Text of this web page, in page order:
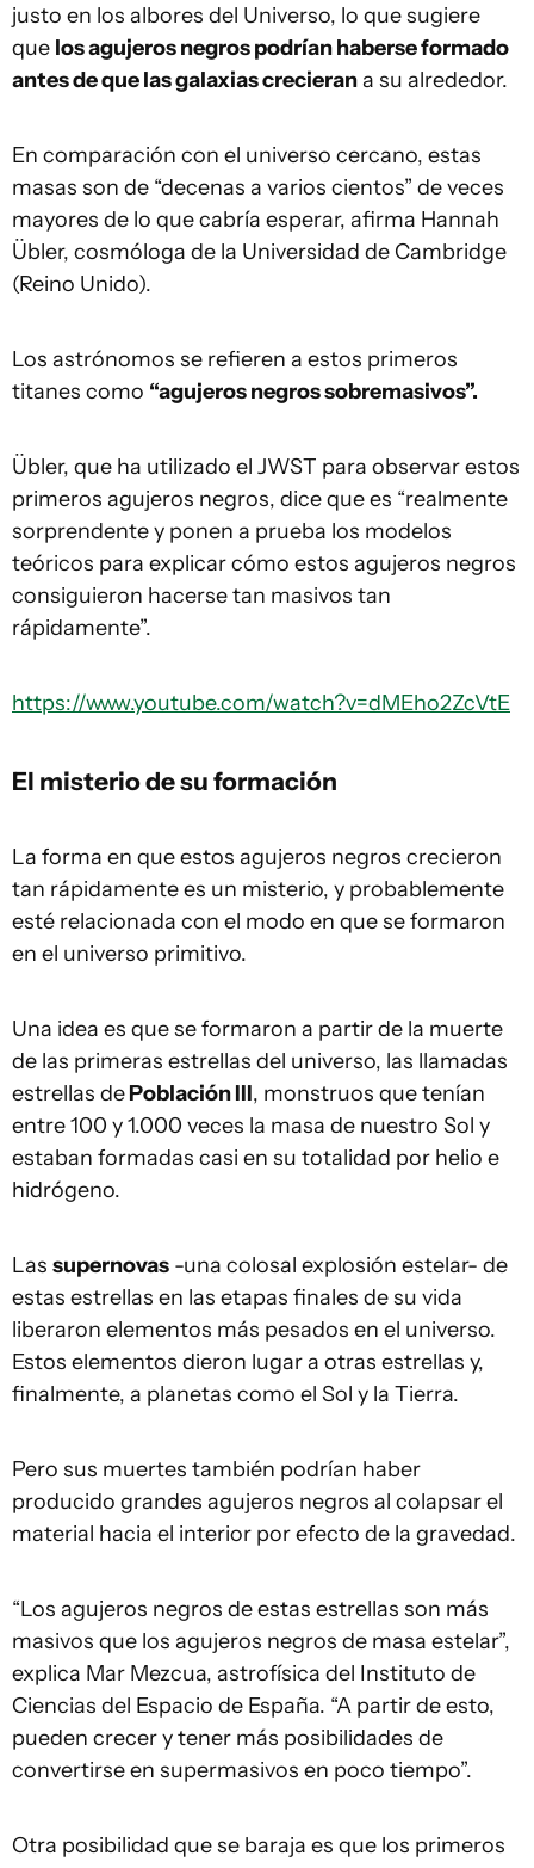
justo en los albores del Universo, lo que sugiere
que los agujeros negros podrían haberse formado
antes de que las galaxias crecierana su alrededor.
En comparación con el universo cercano, estas
masas son de “decenas a varios cientos” de veces
mayores de lo que cabría esperar, afirma Hannah
Übler, cosmóloga de la Universidad de Cambridge
(Reino Unido).
Los astrónomos se refieren a estos primeros
titanes como “agujeros negros sobremasivos”.
Übler, que ha utilizado el JWST para observar estos
primeros agujeros negros, dice que es “realmente
sorprendente y ponen a prueba los modelos
teóricos para explicar cómo estos agujeros negros
consiguieron hacerse tan masivos tan
rápidamente”.
https://www.youtube.com/watch?v=dMEho2ZcVtE
El misterio de su formación
La forma en que estos agujeros negros crecieron
tan rápidamente es un misterio, y probablemente
esté relacionada con el modo en que se formaron
en el universo primitivo.
Una idea es que se formaron a partir de la muerte
de las primeras estrellas del universo, las llamadas
estrellas dePoblación III, monstruos que tenían
entre 100 y 1.000 veces la masa de nuestro Sol y
estaban formadas casi en su totalidad por helio e
hidrógeno.
Las supernovas -una colosal explosión estelar- de
estas estrellas en las etapas finales de su vida
liberaron elementos más pesados en el universo.
Estos elementos dieron lugar a otras estrellas y,
finalmente, a planetas como el Sol y la Tierra.
Pero sus muertes también podrían haber
producido grandes agujeros negros al colapsar el
material hacia el interior por efecto de la gravedad.
“Los agujeros negros de estas estrellas son más
masivos que los agujeros negros de masa estelar”,
explica Mar Mezcua, astrofísica del Instituto de
Ciencias del Espacio de España. “A partir de esto,
pueden crecer y tener más posibilidades de
convertirse en supermasivos en poco tiempo”.
Otra posibilidad que se baraja es que los primeros